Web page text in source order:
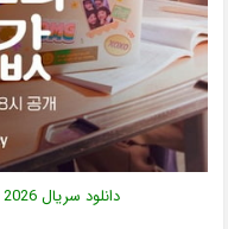
دانلود سریال2026